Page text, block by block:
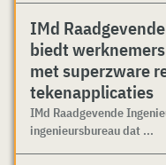
IMd
biedt
met superzware
tekenapplicaties
IMd Raadgevende
ingenieursbureau dat ...